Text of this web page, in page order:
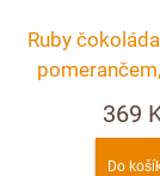
Ruby
pistácií a369
Do